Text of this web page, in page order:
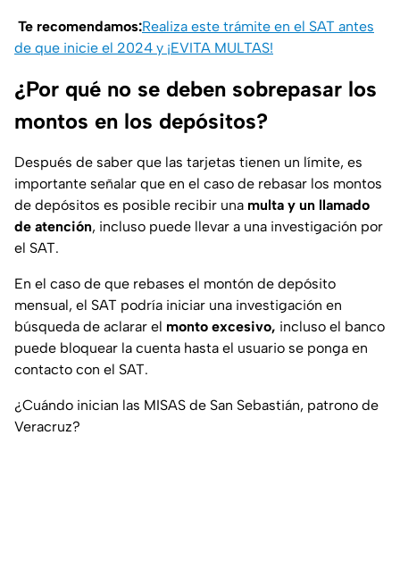
Te recomendamos:Realiza este trámite en el SAT antes
de que inicie el 2024 y ¡EVITA MULTAS!
¿Por qué no se deben sobrepasar los
montos en los depósitos?
Después de saber que las tarjetas tienen un límite, es
importante señalar que en el caso de rebasar los montos
de depósitos es posible recibir una multa y un llamado
de atención, incluso puede llevar a una investigación por
el SAT.
En el caso de que rebases el montón de depósito
mensual, el SAT podría iniciar una investigación en
búsqueda de aclarar el monto excesivo, incluso el banco
puede bloquear la cuenta hasta el usuario se ponga en
contacto con el SAT.
¿Cuándo inician las MISAS de San Sebastián, patrono de
Veracruz?